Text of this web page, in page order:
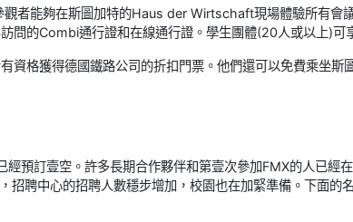
者能夠在斯圖加特的Haus der Wirtschaft現場體驗所有會
問的Combi通行證和在線通行證。學生團體(20人或以上)可
資格獲得德國鐵路公司的折扣門票。他們還可以免費乘坐斯
預訂壹空。許多長期合作夥伴和第壹次參加FMX的人已經
聘中心的招聘人數穩步增加，校園也在加緊準備。下面的